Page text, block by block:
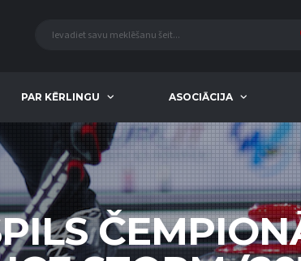
PAR KĒRLINGU ASOCIĀCIJA